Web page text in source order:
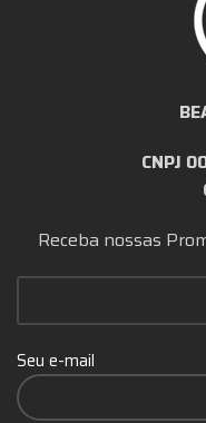
CNPJ
Receba nossas
Seu e-mail